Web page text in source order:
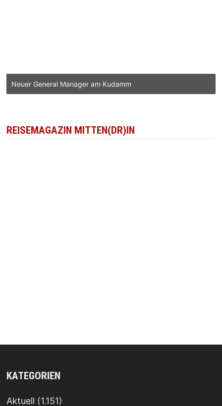
Neuer General Manager am Kudamm
REISEMAGAZIN MITTEN(DR)IN
KATEGORIEN
Aktuell (1.151)